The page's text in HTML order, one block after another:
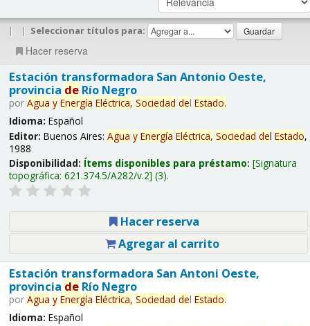
| | Seleccionar títulos para:
Hacer reserva
Estación transformadora San Antonio Oeste,
provincia deRío Negro
por Agua y Energía Eléctrica, Sociedad del Estado.
Idioma: Español
Editor: Buenos Aires: Agua y Energía Eléctrica, Sociedad del Estado,
1988
Disponibilidad: Ítems disponibles para préstamo: Signatura
topográfica: 621.374.5/A282/v.2 (3).
Hacer reserva
Agregar al carrito
Estación transformadora San Antoni Oeste,
provincia deRío Negro
por Agua y Energía Eléctrica, Sociedad del Estado.
Idioma: Español